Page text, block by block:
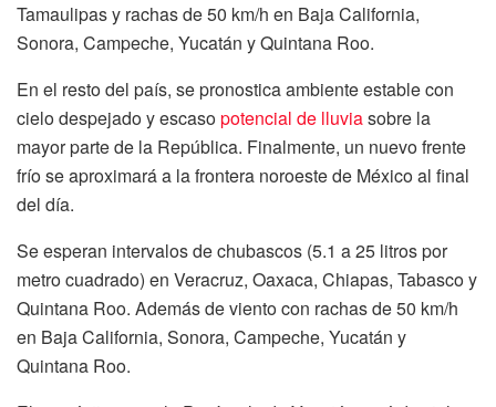
Tamaulipas y rachas de 50 km/h en Baja California,
Sonora, Campeche, Yucatán y Quintana Roo.
En el resto del país, se pronostica ambiente estable con
cielo despejado y escasopotencial de lluviasobre la
mayor parte de la República. Finalmente, un nuevo frente
frío se aproximará a la frontera noroeste de México al final
del día.
Se esperan intervalos de chubascos (5.1 a 25 litros por
metro cuadrado) en Veracruz, Oaxaca, Chiapas, Tabasco y
Quintana Roo. Además de viento con rachas de 50 km/h
en Baja California, Sonora, Campeche, Yucatán y
Quintana Roo.